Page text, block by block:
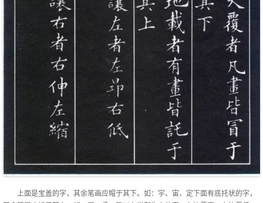
上面是宝盖的字，其余笔画应帽于其下。如：宇、宙、定下面有底托状的字，